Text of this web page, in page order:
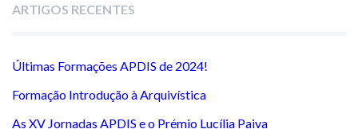
ARTIGOS RECENTES
Últimas Formações APDIS de 2024!
Formação Introdução à Arquivística
As XV Jornadas APDIS e o Prémio Lucília Paiva